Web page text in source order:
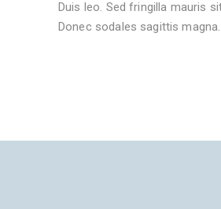
Duis leo. Sed fringilla mauris
Donec sodales sagittis magna.